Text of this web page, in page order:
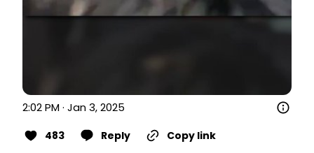
2:02 PM · Jan 3, 2025
483 Reply
Copy link